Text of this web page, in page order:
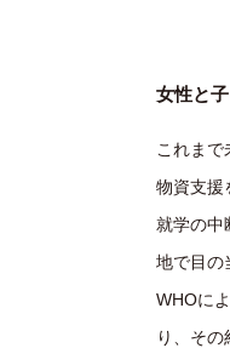
女性と
これまで
物資支援
就学の中
地で目の
WHOに
り、そ